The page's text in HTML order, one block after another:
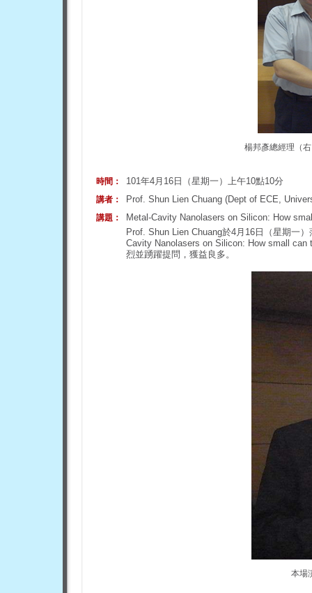
楊邦彥總經理（
時間： 101年4月16日（星期一）上午10點10分
講者： Prof. Shun Lien Chuang (Dept of ECE,
講題：
Metal-Cavity Nanolasers on Silicon: How
Prof. Shun Lien Chuang於4月16日（星期一
Cavity Nanolasers on Silicon: How small can
烈並踴躍提問，獲益良多。
本場